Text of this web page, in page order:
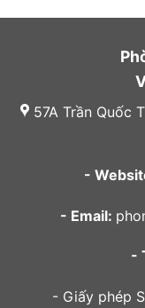
57A Trần Quốc
-
- Email:
-
- Giấy phép